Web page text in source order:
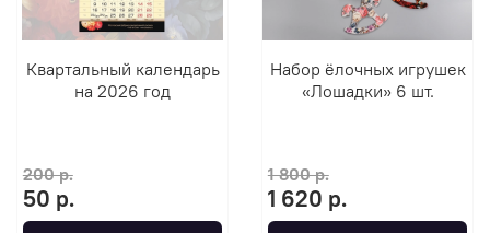
Квартальный календарь
на 2026 год
200 р.
50 р.
Набор ёлочных игрушек
«Лошадки» 6 шт.
1 800 р.
1 620 р.